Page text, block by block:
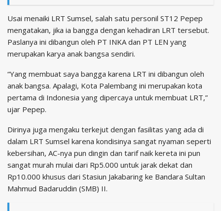
Usai menaiki LRT Sumsel, salah satu personil ST12 Pepep
mengatakan, jika ia bangga dengan kehadiran LRT tersebut.
Paslanya ini dibangun oleh PT INKA dan PT LEN yang
merupakan karya anak bangsa sendiri.
“Yang membuat saya bangga karena LRT ini dibangun oleh
anak bangsa. Apalagi, Kota Palembang ini merupakan kota
pertama di Indonesia yang dipercaya untuk membuat LRT,”
ujar Pepep.
Dirinya juga mengaku terkejut dengan fasilitas yang ada di
dalam LRT Sumsel karena kondisinya sangat nyaman seperti
kebersihan, AC-nya pun dingin dan tarif naik kereta ini pun
sangat murah mulai dari Rp5.000 untuk jarak dekat dan
Rp10.000 khusus dari Stasiun Jakabaring ke Bandara Sultan
Mahmud Badaruddin (SMB) II.